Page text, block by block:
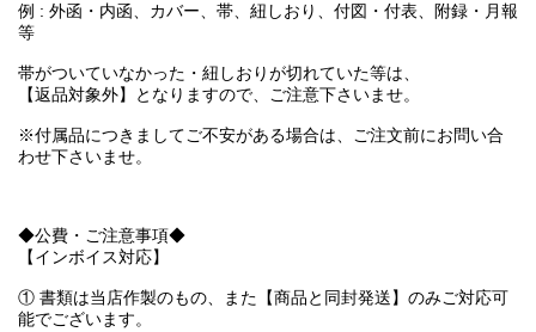
例 : 外函・内函、カバー、帯、紐しおり、付図・付表、附録・月報
等
帯がついていなかった・紐しおりが切れていた等は、
【返品対象外】となりますので、ご注意下さいませ。
※付属品につきましてご不安がある場合は、ご注文前にお問い合
わせ下さいませ。
◆公費・ご注意事項◆
【インボイス対応】
① 書類は当店作製のもの、また【商品と同封発送】のみご対応可
能でございます。